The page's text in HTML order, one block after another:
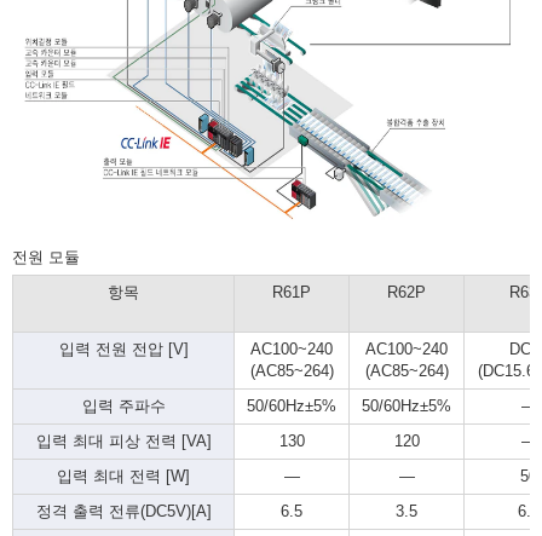
전원 모듈
항목 R61P R62P
입력 전원 전압 [V]
AC100~240
(AC85~264)
AC100~240
(AC85~264)
입력 주파수 50/60Hz±5% 50/60Hz±5% ―
입력 최대 피상 전력 [VA] 130 120 ―
입력 최대 전력 [W] ― ― 50
정격 출력 전류(DC5V)[A] 6.5 3.5 6.5